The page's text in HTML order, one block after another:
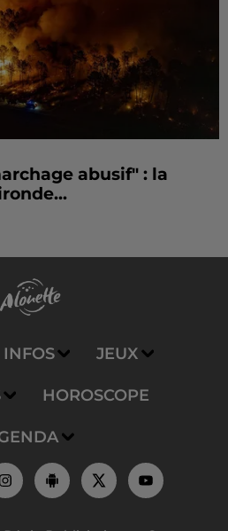
abusif" : la
INFOS JEUX
HOROSCOPE